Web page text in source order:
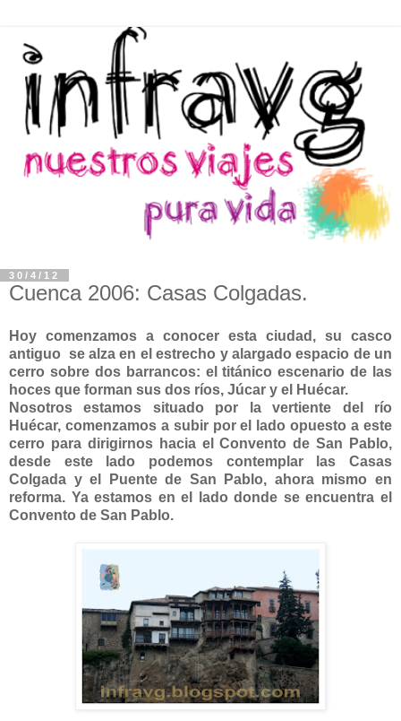
30/4/12
Cuenca 2006: Casas Colgadas.
Hoy comenzamos a conocer esta ciudad, su casco
antiguo se alza en el estrecho y alargado espacio de un
cerro sobre dos barrancos: el titánico escenario de las
hoces que forman sus dos ríos, Júcar y el Huécar.
Nosotros estamos situado por la vertiente del río
Huécar, comenzamos a subir por el lado opuesto a este
cerro para dirigirnos hacia el Convento de San Pablo,
desde este lado podemos contemplar las Casas
Colgada y el Puente de San Pablo, ahora mismo en
reforma. Ya estamos en el lado donde se encuentra el
Convento de San Pablo.